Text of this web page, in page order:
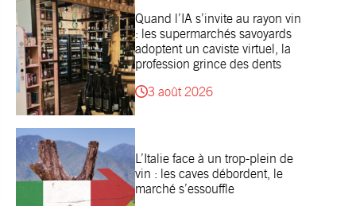
Quand l’IA s’invite au rayon vin
: les supermarchés savoyards
adoptent un caviste virtuel, la
profession grince des dents
3 août 2026
L’Italie face à un trop-plein de
vin : les caves débordent, le
marché s’essouffle